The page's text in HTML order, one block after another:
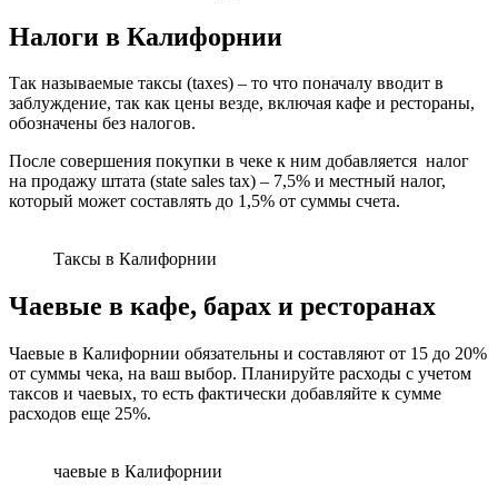
Налоги в Калифорнии
Так называемые таксы (taxes) – то что поначалу вводит в
заблуждение, так как цены везде, включая кафе и рестораны,
обозначены без налогов.
После совершения покупки в чеке к ним добавляется налог
на продажу штата (state sales tax) – 7,5% и местный налог,
который может составлять до 1,5% от суммы счета.
Таксы в Калифорнии
Чаевые в кафе, барах и ресторанах
Чаевые в Калифорнии обязательны и составляют от 15 до 20%
от суммы чека, на ваш выбор. Планируйте расходы с учетом
таксов и чаевых, то есть фактически добавляйте к сумме
расходов еще 25%.
чаевые в Калифорнии